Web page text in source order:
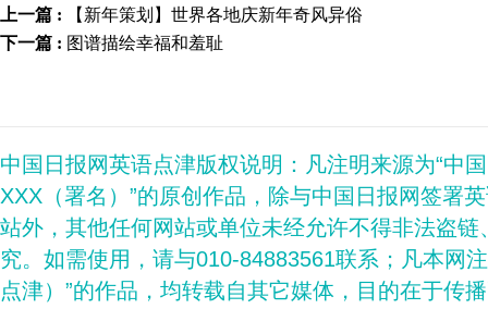
上一篇 :
【新年策划】世界各地庆新年奇风异俗
下一篇 : 图谱描绘幸福和羞耻
中国日报网英语点津版权说明：凡注明来源为“中
XXX（署名）”的原创作品，除与中国日报网签署
站外，其他任何网站或单位未经允许不得非法盗
究。如需使用，请与010-84883561联系；凡本网
点津）”的作品，均转载自其它媒体，目的在于传